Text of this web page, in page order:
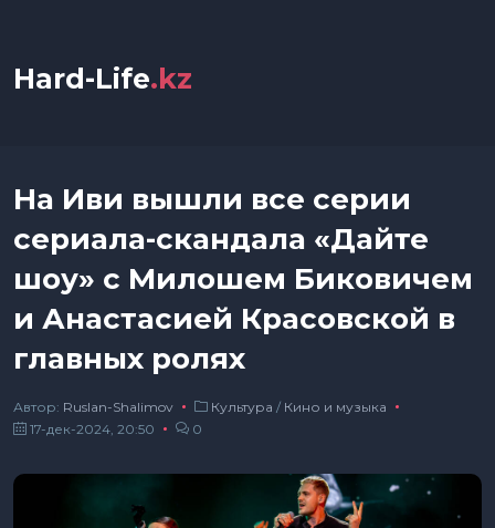
Hard-Life.kz
На Иви вышли все серии
сериала-скандала «Дайте
шоу» с Милошем Биковичем
и Анастасией Красовской в
главных ролях
Автор: Ruslan-Shalimov Культура / Кино и музыка
17-дек-2024, 20:50
0